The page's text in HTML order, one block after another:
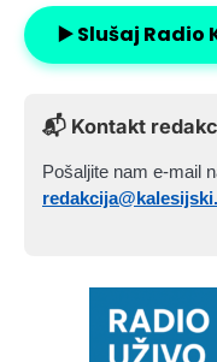
▶️ Slušaj Radio
📬 Kontakt
Pošaljite nam e-mail